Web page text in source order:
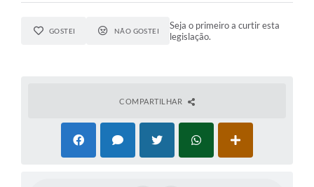
GOSTEI NÃO GOSTEI
Seja o primeiro a curtir esta
legislação.
COMPARTILHAR